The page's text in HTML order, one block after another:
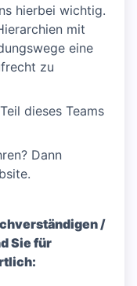
hierbei wichtig.
mit
eine
zu
dieses Teams
Dann
/
Sie für